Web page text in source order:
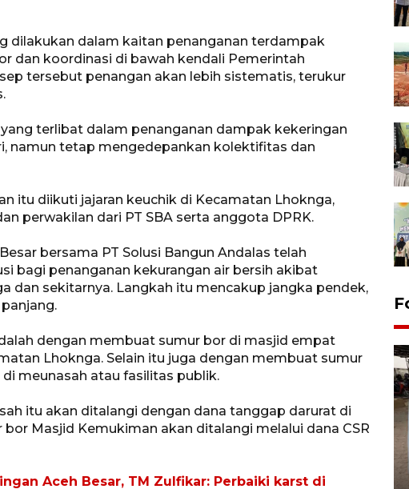
dilakukan dalam kaitan penanganan terdampak
dan koordinasi di bawah kendali Pemerintah
tersebut penangan akan lebih sistematis, terukur
terlibat dalam penanganan dampak kekeringan
namun tetap mengedepankan kolektifitas dan
itu diikuti jajaran keuchik di Kecamatan Lhoknga,
perwakilan dari PT SBA serta anggota DPRK.
bersama PT Solusi Bangun Andalas telah
bagi penanganan kekurangan air bersih akibat
dan sekitarnya. Langkah itu mencakup jangka pendek,
dengan membuat sumur bor di masjid empat
Lhoknga. Selain itu juga dengan membuat sumur
meunasah atau fasilitas publik.
itu akan ditalangi dengan dana tanggap darurat di
Masjid Kemukiman akan ditalangi melalui dana CSR
Aceh Besar, TM Zulfikar: Perbaiki karst di
FOTO - Arus libur Panjang ke